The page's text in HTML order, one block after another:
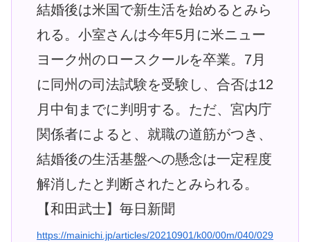
結婚後は米国で新生活を始めるとみら
れる。小室さんは今年5月に米ニュー
ヨーク州のロースクールを卒業。7月
に同州の司法試験を受験し、合否は12
月中旬までに判明する。ただ、宮内庁
関係者によると、就職の道筋がつき、
結婚後の生活基盤への懸念は一定程度
解消したと判断されたとみられる。
【和田武士】毎日新聞
https://mainichi.jp/articles/20210901/k00/00m/040/029